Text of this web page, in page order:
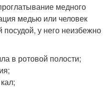
медного
медью или человек
посудой, у него неизбежно
в ротовой полости;